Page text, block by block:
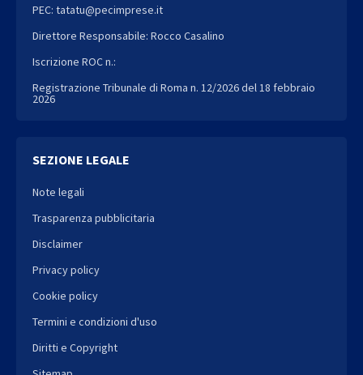
PEC: tatatu@pecimprese.it
Direttore Responsabile: Rocco Casalino
Iscrizione ROC n.:
Registrazione Tribunale di Roma n. 12/2026 del 18 febbraio
2026
SEZIONE LEGALE
Note legali
Trasparenza pubblicitaria
Disclaimer
Privacy policy
Cookie policy
Termini e condizioni d'uso
Diritti e Copyright